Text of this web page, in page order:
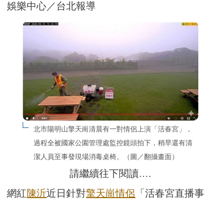
娛樂中心／台北報導
北市陽明山擎天崗清晨有一對情侶上演「活春宮」，
過程全被國家公園管理處監控鏡頭拍下，稍早還有清
潔人員至事發現場消毒桌椅。（圖／翻攝畫面）
請繼續往下閱讀….
網紅陳沂近日針對擎天崗情侶 「活春宮直播事